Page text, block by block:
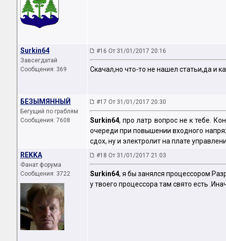
Surkin64
Завсегдатай
Сообщения: 369
#16 От 31/01/2017 20:16
Скачал,но что-то не нашел статьи,да и
БЕЗЫМЯННЫЙ
Бегущий по граблям
Сообщения: 7608
#17 От 31/01/2017 20:30
Surkin64, про латр вопрос не к тебе.
очереди при повышении входного
сдох, ну и электролит на плате
REKKA
Фанат форума
Сообщения: 3722
#18 От 31/01/2017 21:03
Surkin64, я бы занялся процессором
у твоего процессора там свято есть